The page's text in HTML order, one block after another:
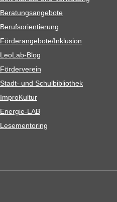
Bera­tungs­an­ge­bote
Berufs­ori­en­tie­rung
Förderangebote/​​Inklusion
Leo­Lab-Blog
För­der­ver­ein
Stadt- und Schulbibliothek
Impro­Kul­tur
Ener­­gie-LAB
Lese­men­to­ring